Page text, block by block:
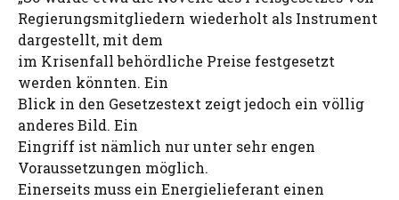
Regierungsmitgliedern wiederholt als Instrument
dargestellt, mit dem
im Krisenfall behördliche Preise festgesetzt
werden könnten. Ein
Blick in den Gesetzestext zeigt jedoch ein völlig
anderes Bild. Ein
Eingriff ist nämlich nur unter sehr engen
Voraussetzungen möglich.
Einerseits muss ein Energielieferant einen